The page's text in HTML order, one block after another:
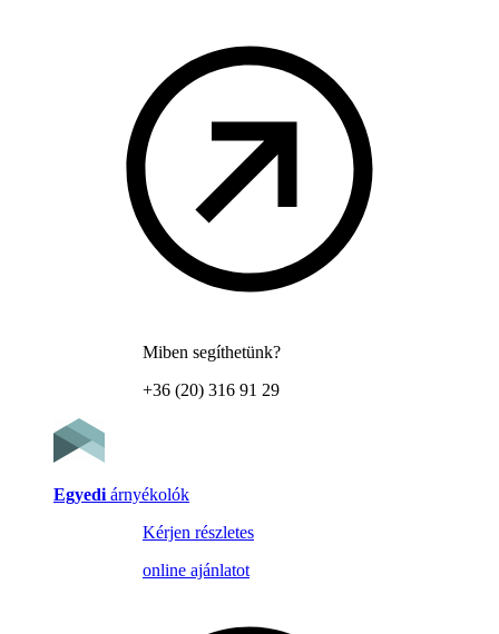
Miben segíthetünk?
+36 (20) 316 91 29
Egyedi árnyékolók
Kérjen részletes
online ajánlatot